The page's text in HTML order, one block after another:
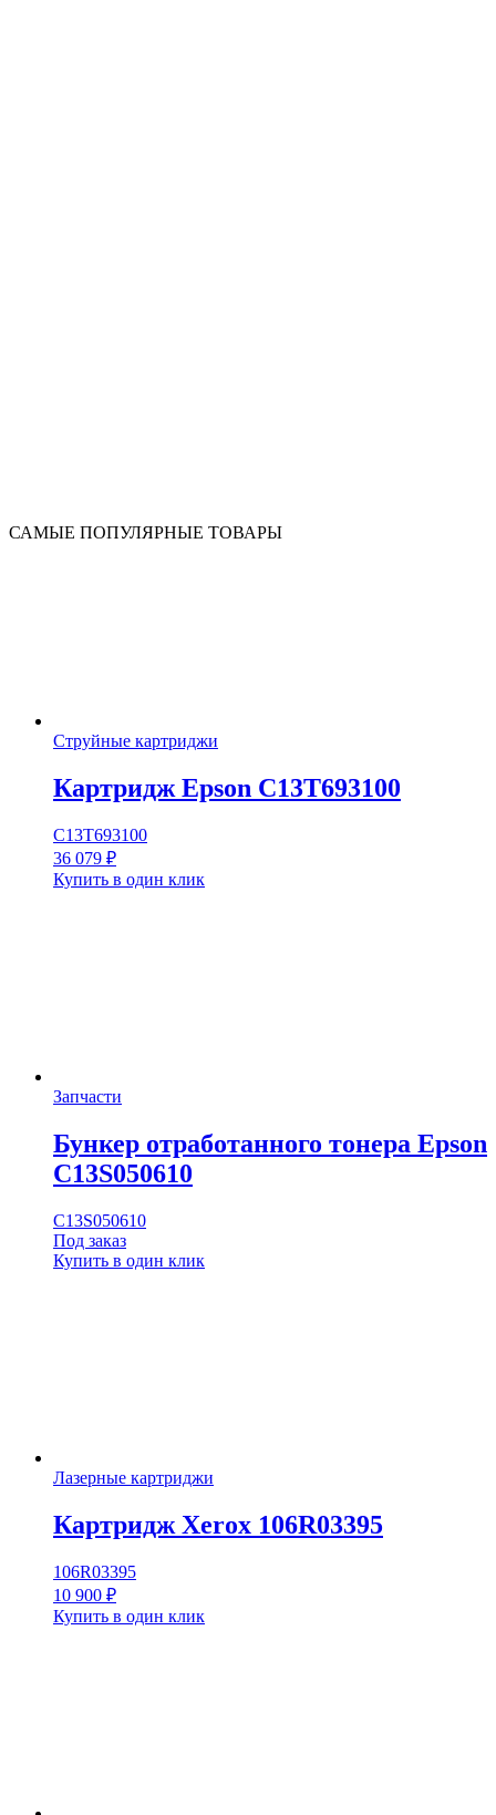
САМЫЕ ПОПУЛЯРНЫЕ ТОВАРЫ
Струйные картриджи
Картридж Epson C13T693100
C13T693100
36 079 ₽
Купить в один клик
Запчасти
Бункер отработанного тонера Epson
C13S050610
C13S050610
Под заказ
Купить в один клик
Лазерные картриджи
Картридж Xerox 106R03395
106R03395
10 900 ₽
Купить в один клик